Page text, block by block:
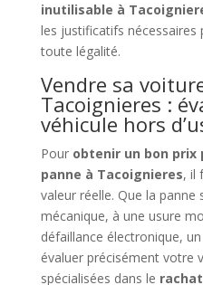
inutilisable à
les justificatifs nécessaires
toute légalité.
Vendre sa
Tacoignieres :
véhicule hors
Pour obtenir un bon
panne à Tacoignieres, il
valeur réelle. Que la panne
mécanique, à une usure
défaillance électronique,
évaluer précisément votre
spécialisées dans le